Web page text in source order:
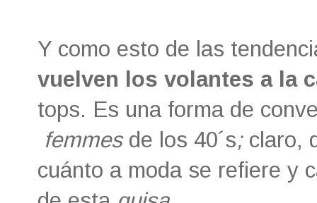
Y como esto de las
vuelven los volantes a la
tops. Es una forma de
femmesde los 40´s; claro,
cuánto a moda se refiere y